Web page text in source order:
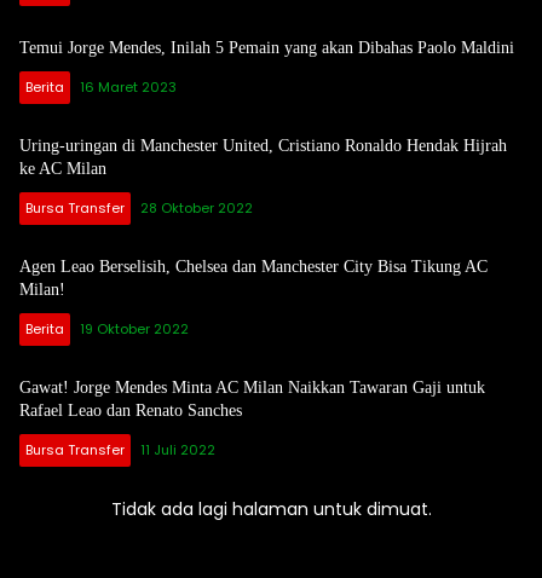
Temui Jorge Mendes, Inilah 5 Pemain yang akan Dibahas Paolo Maldini
Berita 16 Maret 2023
Uring-uringan di Manchester United, Cristiano Ronaldo Hendak Hijrah
ke AC Milan
Bursa Transfer 28 Oktober 2022
Agen Leao Berselisih, Chelsea dan Manchester City Bisa Tikung AC
Milan!
Berita 19 Oktober 2022
Gawat! Jorge Mendes Minta AC Milan Naikkan Tawaran Gaji untuk
Rafael Leao dan Renato Sanches
Bursa Transfer 11 Juli 2022
Tidak ada lagi halaman untuk dimuat.